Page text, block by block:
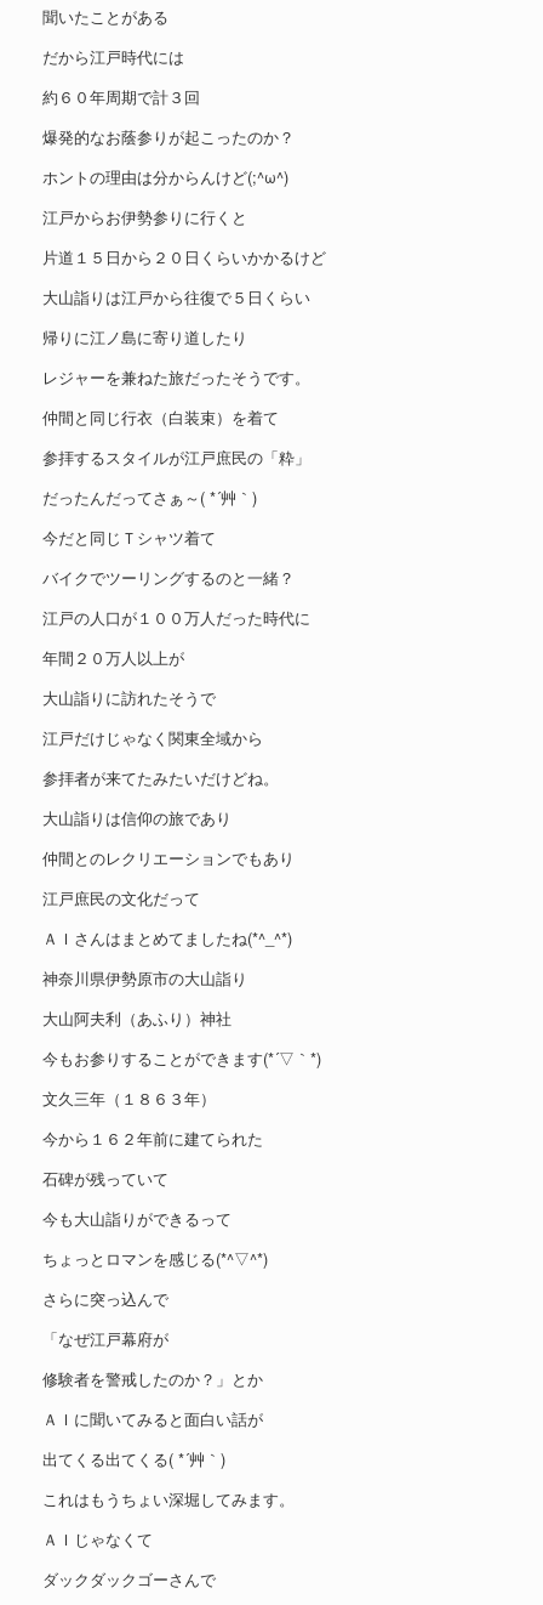
聞いたことがある
だから江戸時代には
約６０年周期で計３回
爆発的なお蔭参りが起こったのか？
ホントの理由は分からんけど(;^ω^)
江戸からお伊勢参りに行くと
片道１５日から２０日くらいかかるけど
大山詣りは江戸から往復で５日くらい
帰りに江ノ島に寄り道したり
レジャーを兼ねた旅だったそうです。
仲間と同じ行衣（白装束）を着て
参拝するスタイルが江戸庶民の「粋」
だったんだってさぁ～( *´艸｀)
今だと同じＴシャツ着て
バイクでツーリングするのと一緒？
江戸の人口が１００万人だった時代に
年間２０万人以上が
大山詣りに訪れたそうで
江戸だけじゃなく関東全域から
参拝者が来てたみたいだけどね。
大山詣りは信仰の旅であり
仲間とのレクリエーションでもあり
江戸庶民の文化だって
ＡＩさんはまとめてましたね(*^_^*)
神奈川県伊勢原市の大山詣り
大山阿夫利（あふり）神社
今もお参りすることができます(*´▽｀*)
文久三年（１８６３年）
今から１６２年前に建てられた
石碑が残っていて
今も大山詣りができるって
ちょっとロマンを感じる(*^▽^*)
さらに突っ込んで
「なぜ江戸幕府が
修験者を警戒したのか？」とか
ＡＩに聞いてみると面白い話が
出てくる出てくる( *´艸｀)
これはもうちょい深堀してみます。
ＡＩじゃなくて
ダックダックゴーさんで